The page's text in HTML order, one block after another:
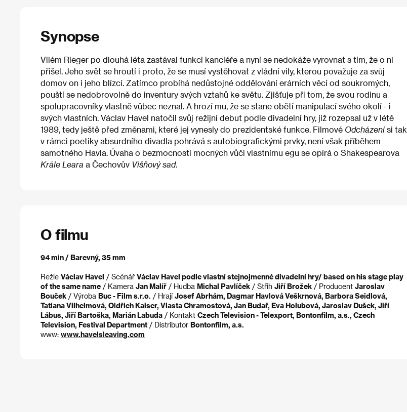
Synopse
Vilém Rieger po dlouhá léta zastával funkci kancléře a nyní se nedokáže vyrovnat s tím, že o ni
přišel. Jeho svět se hroutí i proto, že se musí vystěhovat z vládní vily, kterou považuje za svůj
domov on i jeho blízcí. Zatímco probíhá nedůstojné oddělování erárních věcí od soukromých,
pouští se nedobrovolně do inventury svých vztahů ke světu. Zjišťuje při tom, že svou rodinu a
spolupracovníky vlastně vůbec neznal. A hrozí mu, že se stane obětí manipulací svého okolí - i
svých vlastních. Václav Havel natočil svůj režijní debut podle divadelní hry, již rozepsal už v létě
1989, tedy ještě před změnami, které jej vynesly do prezidentské funkce. Filmové Odcházenísi tak
v rámci poetiky absurdního divadla pohrává s autobiografickými prvky, není však příběhem
samotného Havla. Úvaha o bezmocnosti mocných vůči vlastnímu egu se opírá o Shakespearova
Krále Leara a Čechovův Višňový sad.
O filmu
94 min / Barevný, 35 mm
Režie Václav Havel / Scénář Václav Havel podle vlastní stejnojmenné divadelní hry/ based on his stage play
of the same name / Kamera Jan Malíř / Hudba Michal Pavlíček / Střih Jiří Brožek / Producent Jaroslav
Bouček / Výroba Buc - Film s.r.o. / Hrají Josef Abrhám, Dagmar Havlová Veškrnová, Barbora Seidlová,
Tatiana Vilhelmová, Oldřich Kaiser, Vlasta Chramostová, Jan Budař, Eva Holubová, Jaroslav Dušek, Jiří
Lábus, Jiří Bartoška, Marián Labuda / Kontakt Czech Television - Telexport, Bontonfilm, a.s., Czech
Television, Festival Department / Distributor Bontonfilm, a.s.
www: www.havelsleaving.com